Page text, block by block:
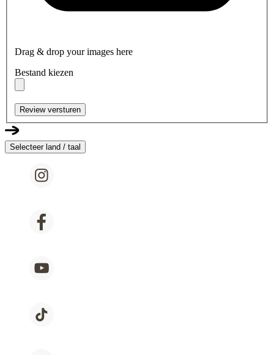
Drag & drop your images here
Bestand kiezen
Review versturen
Selecteer land / taal